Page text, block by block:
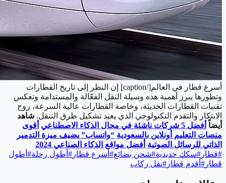
أسرع قطار في العالم[/caption] إن النظر إلى تاريخ القطارات
وتطورها يبرز أهمية هذه وسيلة النقل الفعّالة والمستدامة وتعكس
تقنيات القطارات الحديثة، وخاصة القطارات عالية السرعة، روح
الابتكار والتقدم التكنولوجي الذي يعيد تشكيل طرق التنقل. شاهد
أيضاً أفضل 5 شركات ناشئة في مجال الذكاء الاصطناعي
أقوى
منصات التعليم أونلاين بالسعودية “واتساب” يضيف ميزة التدمير
الذاتي للرسائل الصوتية أفضل مواقع الذكاء الصناعي 2024
#قطار #سكك حديدية#شحن بضائع# أسرع قطار # أطول رحلة# أطول
قطار # أقدم قطار #نقل ركاب